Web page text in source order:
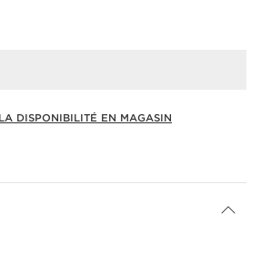
DISPONIBILITÉ EN MAGASIN